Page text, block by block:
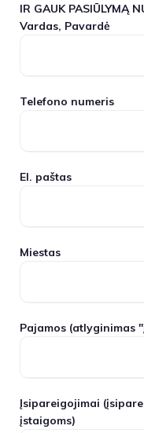
IR GAUK PASIŪLYMĄ
Vardas, Pavardė
Telefono numeris
El. paštas
Miestas
Pajamos (atlyginimas
Įsipareigojimai
įstaigoms)